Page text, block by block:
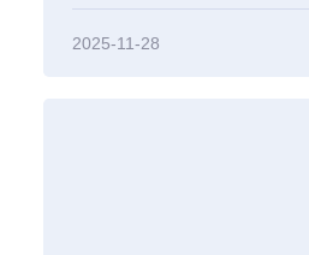
2025-11-28